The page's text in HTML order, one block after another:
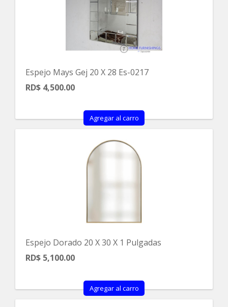
Espejo Mays Gej 20 X 28 Es-0217
RD$ 4,500.00
Agregar al carro
Espejo Dorado 20 X 30 X 1 Pulgadas
RD$ 5,100.00
Agregar al carro